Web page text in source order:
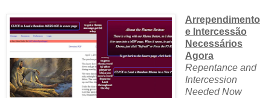
Arrependimento
e Intercessão
Necessários
Agora
Repentance and
Intercession
Needed Now